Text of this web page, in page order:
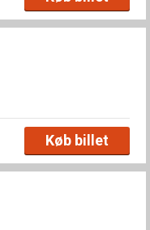
Køb billet